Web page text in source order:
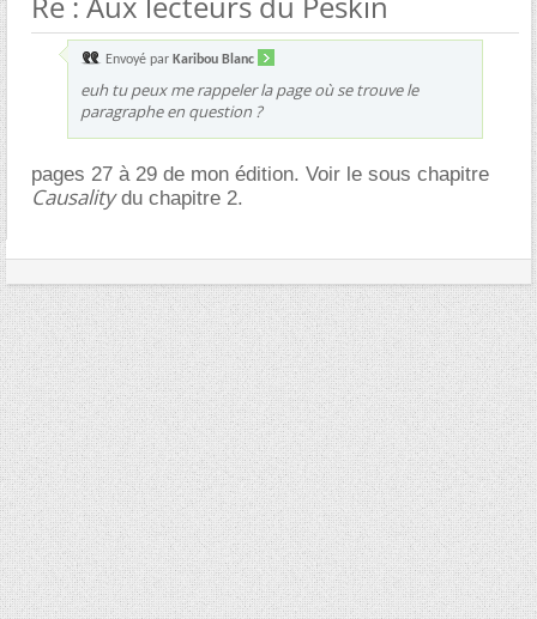
Envoyé par Karibou Blanc
euh tu peux me rappeler la page où se trouve le
paragraphe en question ?
pages 27 à 29 de mon édition. Voir le sous chapitre
Causalitydu chapitre 2.